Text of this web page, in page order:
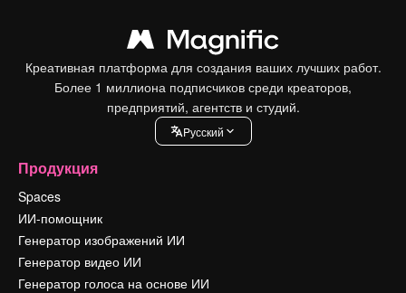
Креативная платформа для создания ваших лучших работ.
Более 1 миллиона подписчиков среди креаторов,
предприятий, агентств и студий.
Pусский
Продукция
Spaces
ИИ-помощник
Генератор изображений ИИ
Генератор видео ИИ
Генератор голоса на основе ИИ